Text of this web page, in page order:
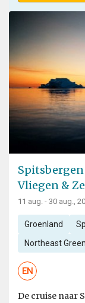
Vliegen &
11 aug. - 30 aug.,
Groenland
Northeast
EN
De cruise naar